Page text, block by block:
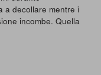
a decollare mentre i
incombe. Quella